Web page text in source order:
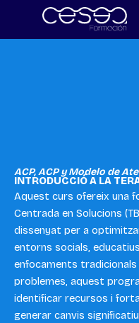
content
ACP,ACP y Modelo de
INTRODUCCIÓ A LA
Aquest curs ofereix una
Centrada en Solucions
dissenyat per a
entorns socials,
enfocaments tradicionals
problemes, aquest
identificar recursos i
generar canvis